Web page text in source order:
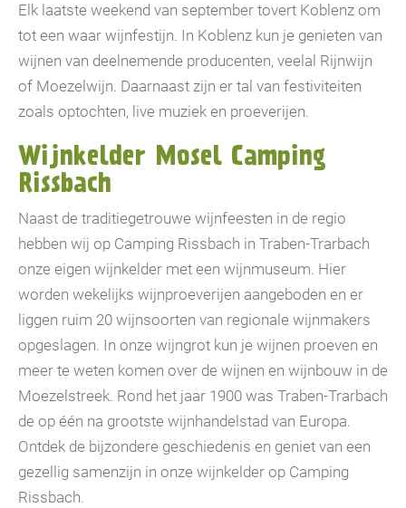
Elk laatste weekend van september tovert Koblenz om
tot een waar wijnfestijn. In Koblenz kun je genieten van
wijnen van deelnemende producenten, veelal Rijnwijn
of Moezelwijn. Daarnaast zijn er tal van festiviteiten
zoals optochten, live muziek en proeverijen.
Wijnkelder Mosel Camping
Rissbach
Naast de traditiegetrouwe wijnfeesten in de regio
hebben wij op Camping Rissbach in Traben-Trarbach
onze eigen wijnkelder met een wijnmuseum. Hier
worden wekelijks wijnproeverijen aangeboden en er
liggen ruim 20 wijnsoorten van regionale wijnmakers
opgeslagen. In onze wijngrot kun je wijnen proeven en
meer te weten komen over de wijnen en wijnbouw in de
Moezelstreek. Rond het jaar 1900 was Traben-Trarbach
de op één na grootste wijnhandelstad van Europa.
Ontdek de bijzondere geschiedenis en geniet van een
gezellig samenzijn in onze wijnkelder op Camping
Rissbach.